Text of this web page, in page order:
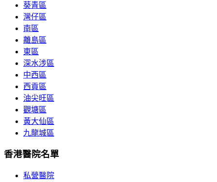
葵青區
灣仔區
南區
離島區
東區
深水涉區
中西區
西貢區
油尖旺區
觀塘區
黃大仙區
九龍城區
香港醫院名單
私營醫院